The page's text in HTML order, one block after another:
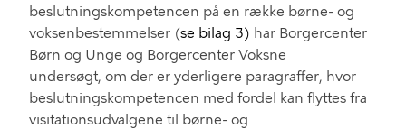
beslutningskompetencen på en række børne- og
voksenbestemmelser (se bilag 3) har Borgercenter
Børn og Unge og Borgercenter Voksne
undersøgt, om der er yderligere paragraffer, hvor
beslutningskompetencen med fordel kan flyttes fra
visitationsudvalgene til
børne- og